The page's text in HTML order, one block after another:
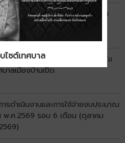
ระจำปีงบประมาณ พ.ศ.2569 เพิ่ม
ประจำปีงบประมาณ พ.ศ.2569 แก้ไข
าลเมืองบ้านเป็ด
รดำเนินงานและการใช้จ่ายงบประมาณ
พ.ศ.2569 รอบ 6 เดือน (ตุลาคม
ไซต์เทศบาล